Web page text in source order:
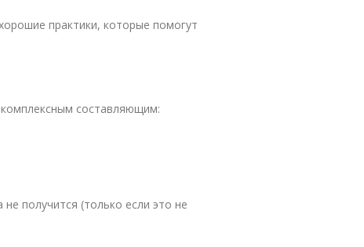
практики, которые помогут
составляющим:
получится (только если это не